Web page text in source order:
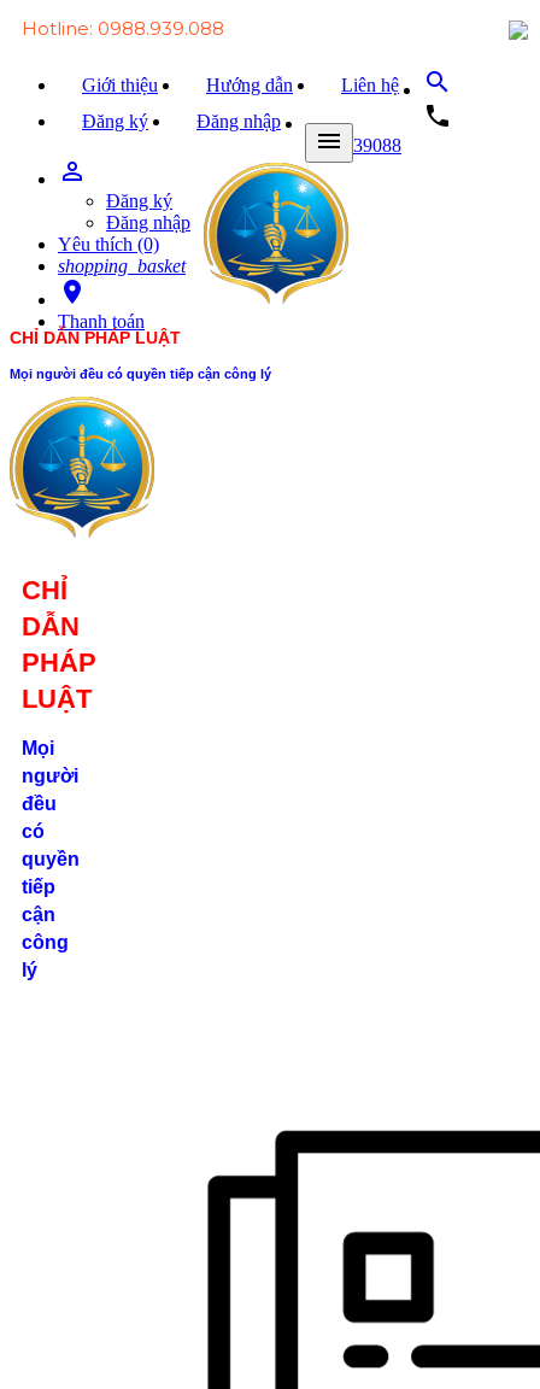
Hotline: 0988.939.088
Giới thiệu Hướng dẫn
Liên hệ
Đăng ký
Đăng nhập
search
local_phone
0988939088
person_outline
Đăng ký
Đăng nhập
Yêu thích (0)
shopping_basket
room
Thanh toán
menu
CHỈ DẪN PHÁP LUẬT
Mọi người đều có quyền tiếp cận công lý
CHỈ
DẪN
PHÁP
LUẬT
Mọi
người
đều
có
quyền
tiếp
cận
công
lý
Trang chủ
Văn bản Luật
Văn bản Đảng
Tài liệu
Hỏi - đáp
Trao đổi
Tin tức
Liên hệ
Số 24/2B
Đường Võ
Oanh, P. 25, Q.
Bình Thạnh, Tp.
Hồ Chí Minh
0862.000.639